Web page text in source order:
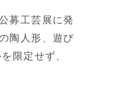
募工芸展に発
陶人形、遊び
限定せず、